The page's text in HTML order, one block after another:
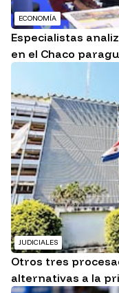
ECONOMÍA
Especialistas
en el Chaco
JUDICIALES
Otros tres
alternativas a la